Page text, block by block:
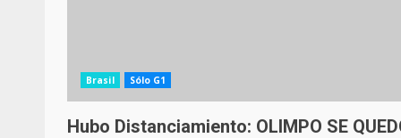
Brasil Sólo G1
Hubo Distanciamiento: OLIMPO SE